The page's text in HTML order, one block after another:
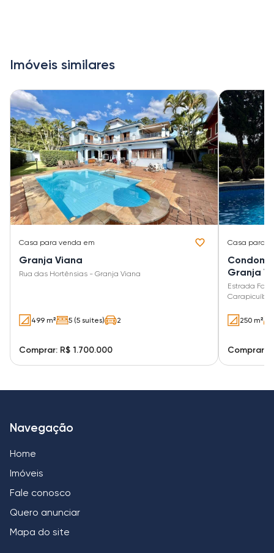
Imóveis similares
Casa para venda em
Granja Viana
Rua das Hortênsias - Granja Viana
499 m² 5 (5 suítes) 2
Comprar: R$ 1.700.000
Casa para
Granja
Estrada
Carapicuíba
250 m²
Comprar:
Navegação
Home
Imóveis
Fale conosco
Quero anunciar
Mapa do site